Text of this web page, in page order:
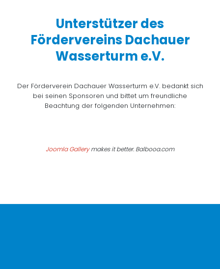
Unterstützer des
Fördervereins Dachauer
Wasserturm e.V.
Der Förderverein Dachauer Wasserturm e.V. bedankt sich
bei seinen Sponsoren und bittet um freundliche
Beachtung der folgenden Unternehmen:
Joomla Gallerymakes it better. Balbooa.com